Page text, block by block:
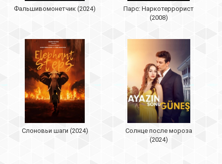
Фальшивомонетчик (2024)
Парс: Наркотеррорист
(2008)
Слоновьи шаги (2024)
Солнце после мороза
(2024)